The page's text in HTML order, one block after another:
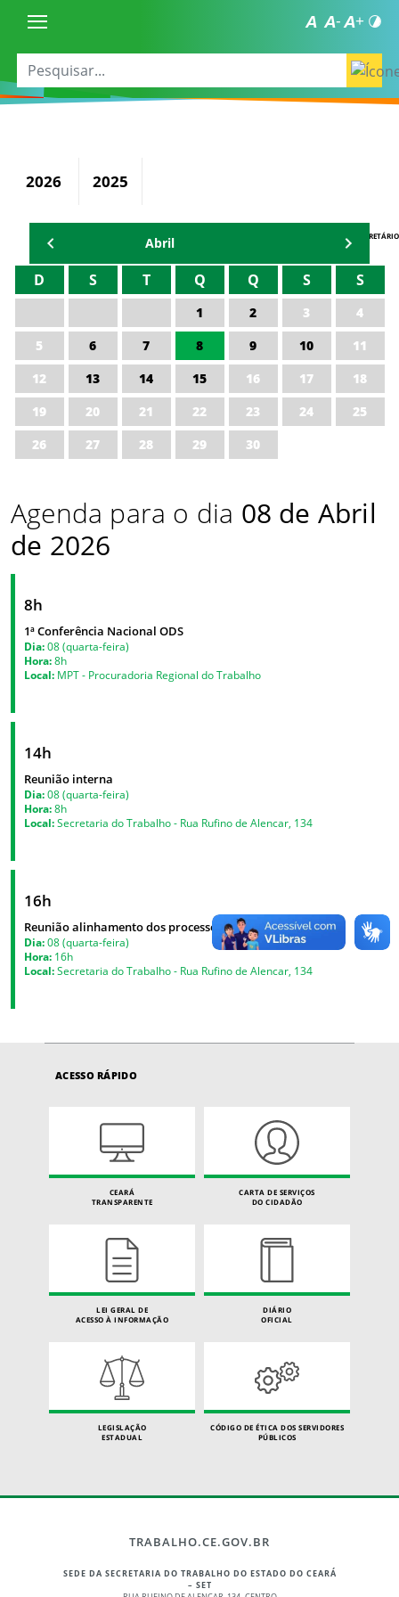
2026 2025
AGENDA DO SECRETÁRIO
Abril
D S T Q Q S S
1 2 3
4
5
6 7 8 9 10
11
12
13 14 15 16 17
18
19
20 21 22 23 24
25
26
27 28 29 30
Agenda para o dia 08 de Abril
de 2026
8h
1ª Conferência Nacional ODS
Dia:08 (quarta-feira)
Hora:8h
Local: MPT - Procuradoria Regional do Trabalho
14h
Reunião interna
Dia:08 (quarta-feira)
Hora:8h
Local:Secretaria do Trabalho - Rua Rufino de Alencar, 134
16h
Reunião alinhamento dos processos - CTIC
Dia:08 (quarta-feira)
Hora: 16h
Local:Secretaria do Trabalho - Rua Rufino de Alencar, 134
ACESSO RÁPIDO
CEARÁ
TRANSPARENTE
CARTA DE SERVIÇOS
DO CIDADÃO
LEI GERAL DE
ACESSO À INFORMAÇÃO
DIÁRIO
OFICIAL
LEGISLAÇÃO
ESTADUAL
CÓDIGO DE ÉTICA DOS SERVIDORES
PÚBLICOS
TRABALHO.CE.GOV.BR
SEDE DA SECRETARIA DO TRABALHO DO ESTADO DO CEARÁ
– SET